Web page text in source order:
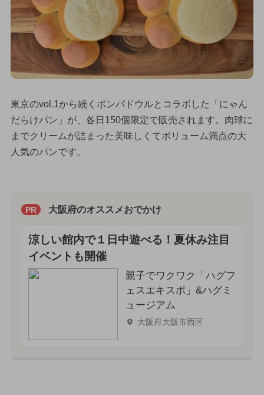
東京のvol.1から続くポンパドウルとコラボした「にゃん
だらけパン」が、各日150個限定で販売されます。肉球に
までクリームが詰まった美味しくてボリューム満点の大
人気のパンです。
PR 大阪府のオススメおでかけ
涼しい館内で１日中遊べる！夏休み注目
イベントも開催
親子でワクワク「ハグフ
ェスエキスポ」&ハグミ
ュージアム
大阪府大阪市西区